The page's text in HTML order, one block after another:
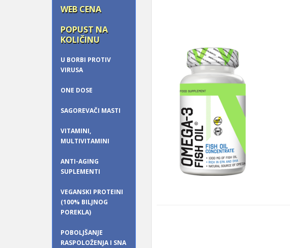
WEB CENA
POPUST NA
KOLIČINU
U BORBI PROTIV
VIRUSA
ONE DOSE
SAGOREVAČI MASTI
VITAMINI,
MULTIVITAMINI
ANTI-AGING
SUPLEMENTI
VEGANSKI PROTEINI
(100% BILJNOG
POREKLA)
POBOLJŠANJE
RASPOLOŽENJA I SNA